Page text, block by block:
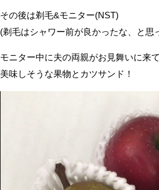
その後は剃毛&モニター(NST)
(剃毛はシャワー前が良かったな、と思
モニター中に夫の両親がお見舞いに来
美味しそうな果物とカツサンド！